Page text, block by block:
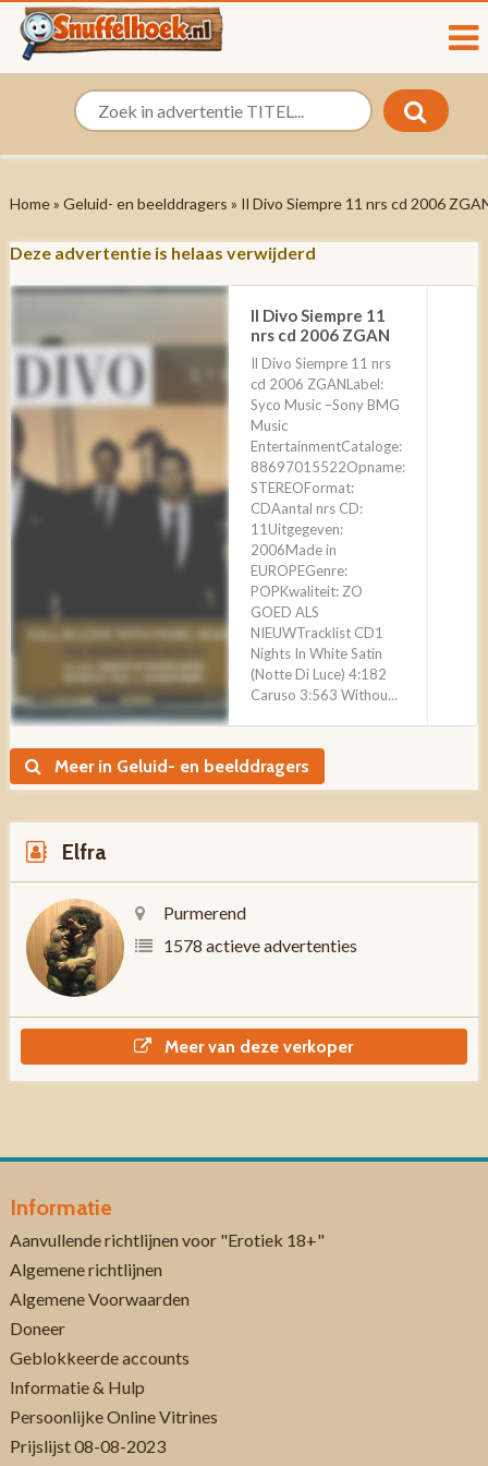
Home» Geluid- en beelddragers » Il Divo Siempre 11 nrs cd 2006
Deze advertentie is helaas verwijderd
Il Divo Siempre 11
nrs cd 2006 ZGAN
Il Divo Siempre 11 nrs
cd 2006 ZGANLabel:
Syco Music ‎–Sony BMG
Music
EntertainmentCataloge:
88697015522Opname:
STEREOFormat:
CDAantal nrs CD:
11Uitgegeven:
2006Made in
EUROPEGenre:
POPKwaliteit: ZO
GOED ALS
NIEUWTracklist CD1
Nights In White Satin
(Notte Di Luce) 4:182
Caruso 3:563 Withou...
Meer in Geluid- en beelddragers
Elfra
Purmerend
1578 actieve advertenties
Meer van deze verkoper
Informatie
Aanvullende richtlijnen voor "Erotiek 18+"
Algemene richtlijnen
Algemene Voorwaarden
Doneer
Geblokkeerde accounts
Informatie & Hulp
Persoonlijke Online Vitrines
Prijslijst 08-08-2023